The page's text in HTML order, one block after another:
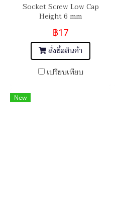
Socket Screw Low Cap
Height 6 mm
฿17
สั่งซื้อสินค้า
เปรียบเทียบ
New